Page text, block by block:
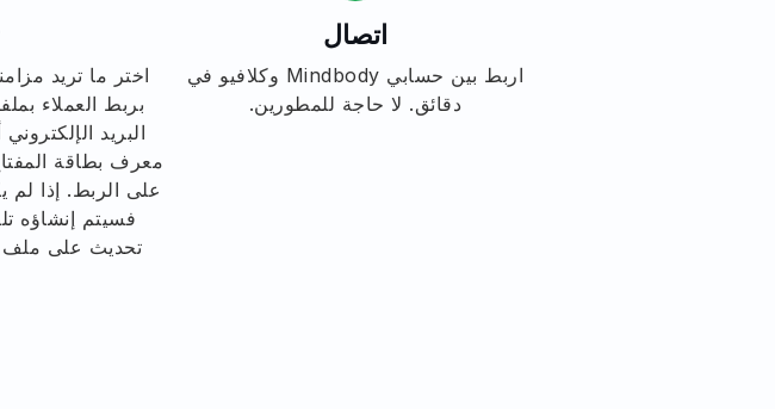
اتصال
اربط بين حسابي Mindbody وكلافيو في
دقائق. لا حاجة للمطورين.
البريد
معرف بطاقة
على الربط. إذا لم
فسيتم إنشاؤه
تحديث على ملف